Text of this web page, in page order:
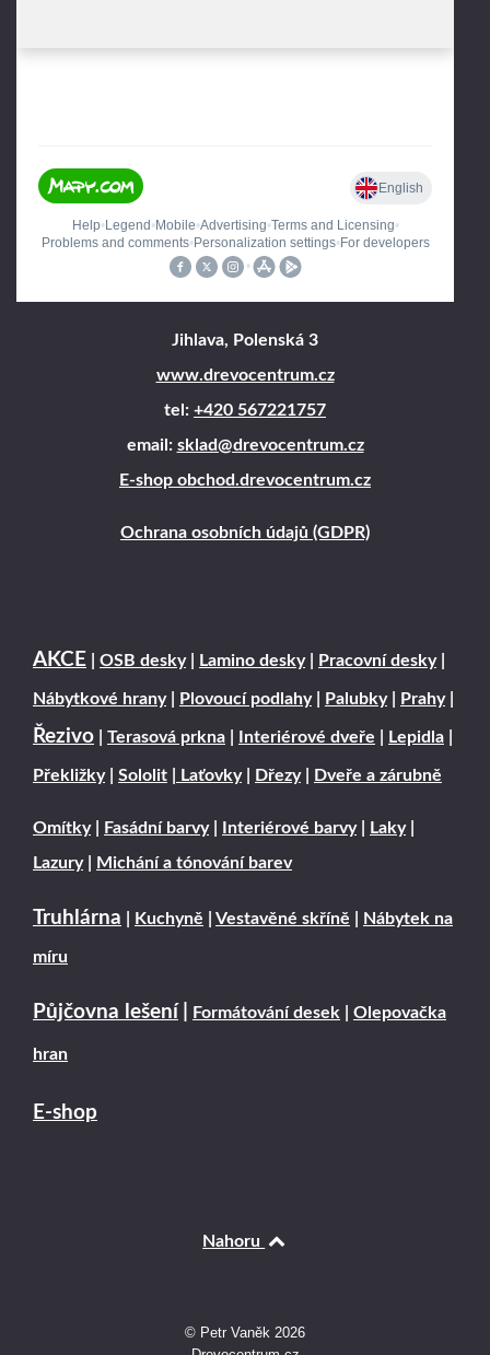
Jihlava, Polenská 3
www.drevocentrum.cz
tel: +420 567221757
email: sklad@drevocentrum.cz
E-shop obchod.drevocentrum.cz
Ochrana osobních údajů (GDPR)
AKCE OSB desky| Lamino desky| Pracovní desky|
Nábytkové hrany| Plovoucí podlahy| Palubky| Prahy|
Řezivo Terasová prkna Interiérové dveře Lepidla
Překližky| Sololit Laťovky| Dřezy| Dveře a zárubně
Omítky| Fasádní barvy| Interiérové barvy| Laky|
Lazury| Michání a tónování barev
Truhlárna Kuchyně Vestavěné skříně Nábytek na
míru
Půjčovna lešení Formátování desek Olepovačka
hran
E-shop
Nahoru
© Petr Vaněk 2026